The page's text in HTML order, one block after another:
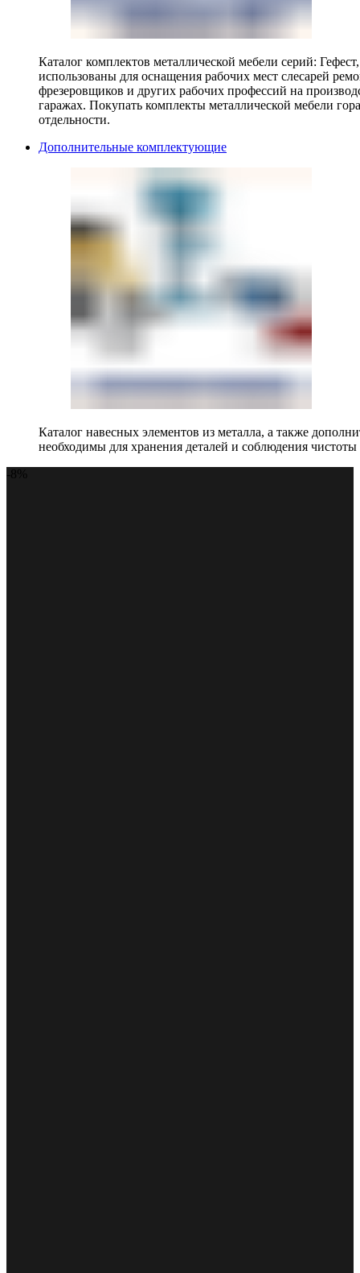
Каталог комплектов металлической мебели серий:
использованы для оснащения рабочих мест слесарей
фрезеровщиков и других рабочих профессий на
гаражах. Покупать комплекты металлической мебели
отдельности.
Дополнительные комплектующие
Каталог навесных элементов из металла, а также
необходимы для хранения деталей и соблюдения чистоты
-8%